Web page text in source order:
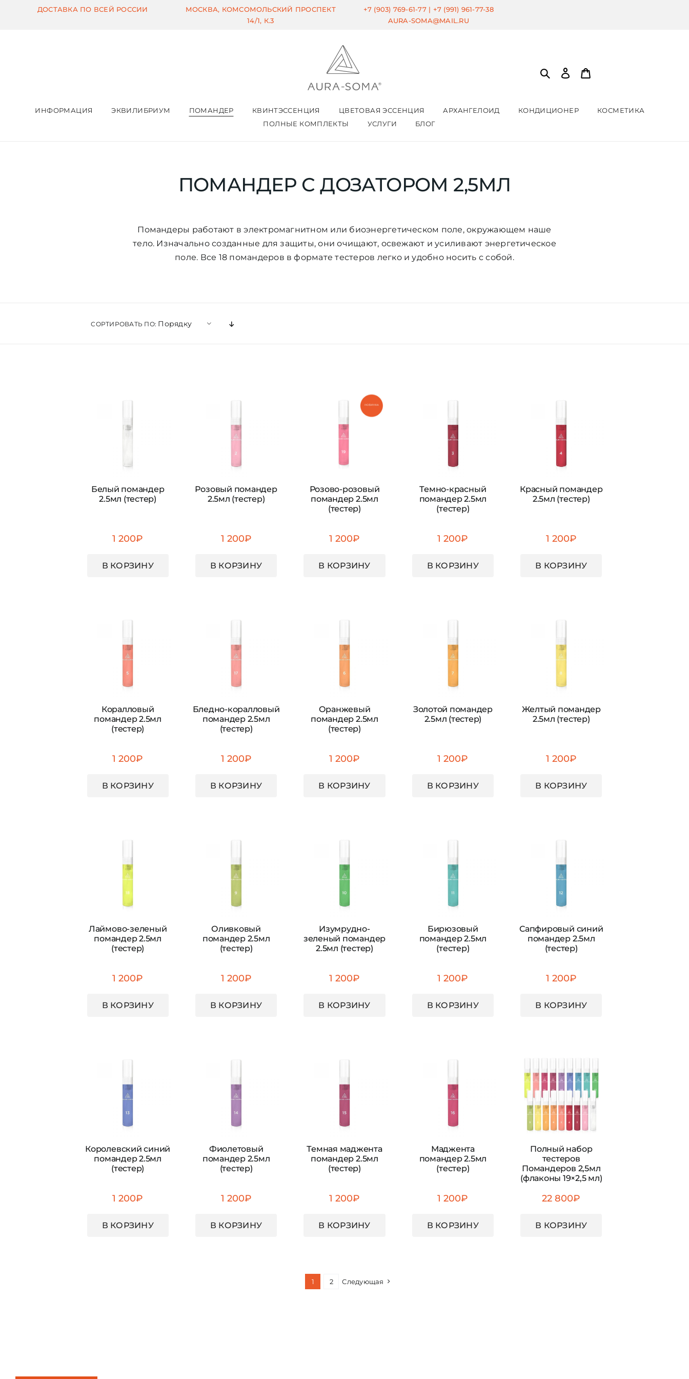
ДОСТАВКА ПО ВСЕЙ РОССИИ
МОСКВА, КОМСОМОЛЬСКИЙ ПРОСПЕКТ
14/1, К.3
+7 (903) 769-61-77 | +7 (991) 961-77-38
AURA-SOMA@MAIL.RU
ИНФОРМАЦИЯ ЭКВИЛИБРИУМ ПОМАНДЕР КВИНТЭССЕНЦИЯ ЦВЕТОВАЯ ЭССЕНЦИЯ АРХАНГЕЛОИД КОНДИЦИОНЕР
КОСМЕТИКА
ПОЛНЫЕ КОМПЛЕКТЫ
УСЛУГИ БЛОГ
ПОМАНДЕР С ДОЗАТОРОМ 2,5МЛ
Помандеры работают в электромагнитном или биоэнергетическом поле, окружающем наше
тело. Изначально созданные для защиты, они очищают, освежают и усиливают энергетическое
поле. Все 18 помандеров в формате тестеров легко и удобно носить с собой.
СОРТИРОВАТЬ ПО: Порядку
Белый помандер
2.5мл (тестер)
1 200₽
В КОРЗИНУ
Розовый помандер
2.5мл (тестер)
1 200₽
В КОРЗИНУ
Розово-розовый
помандер 2.5мл
(тестер)
1 200₽
В КОРЗИНУ
Темно-красный
помандер 2.5мл
(тестер)
1 200₽
В КОРЗИНУ
Красный помандер
2.5мл (тестер)
1 200₽
В КОРЗИНУ
Коралловый
помандер 2.5мл
(тестер)
1 200₽
В КОРЗИНУ
Бледно-коралловый
помандер 2.5мл
(тестер)
1 200₽
В КОРЗИНУ
Оранжевый
помандер 2.5мл
(тестер)
1 200₽
В КОРЗИНУ
Золотой помандер
2.5мл (тестер)
1 200₽
В КОРЗИНУ
Желтый помандер
2.5мл (тестер)
1 200₽
В КОРЗИНУ
Лаймово-зеленый
помандер 2.5мл
(тестер)
1 200₽
В КОРЗИНУ
Оливковый
помандер 2.5мл
(тестер)
1 200₽
В КОРЗИНУ
Изумрудно-
зеленый помандер
2.5мл (тестер)
1 200₽
В КОРЗИНУ
Бирюзовый
помандер 2.5мл
(тестер)
1 200₽
В КОРЗИНУ
Сапфировый синий
помандер 2.5мл
(тестер)
1 200₽
В КОРЗИНУ
Королевский синий
помандер 2.5мл
(тестер)
1 200₽
В КОРЗИНУ
Фиолетовый
помандер 2.5мл
(тестер)
1 200₽
В КОРЗИНУ
Темная маджента
помандер 2.5мл
(тестер)
1 200₽
В КОРЗИНУ
Маджента
помандер 2.5мл
(тестер)
1 200₽
В КОРЗИНУ
Полный набор
тестеров
Помандеров 2,5мл
(флаконы 19×2,5 мл)
22 800₽
В КОРЗИНУ
1 2 Следующая